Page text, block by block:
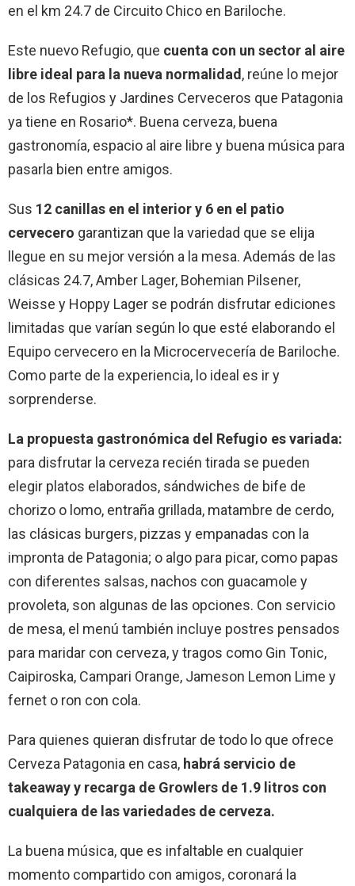
en el km 24.7 de Circuito Chico en Bariloche.
Este nuevo Refugio, que cuenta con un sector al aire
libre ideal para la nueva normalidad , reúne lo mejor
de los Refugios y Jardines Cerveceros que Patagonia
ya tiene en Rosario*. Buena cerveza, buena
gastronomía, espacio al aire libre y buena música para
pasarla bien entre amigos.
Sus 12 canillas en el interior y 6 en el patio
cervecero garantizan que la variedad que se elija
llegue en su mejor versión a la mesa. Además de las
clásicas 24.7, Amber Lager, Bohemian Pilsener,
Weisse y Hoppy Lager se podrán disfrutar ediciones
limitadas que varían según lo que esté elaborando el
Equipo cervecero en la Microcervecería de Bariloche.
Como parte de la experiencia, lo ideal es ir y
sorprenderse.
La propuesta gastronómica del Refugio es variada:
para disfrutar la cerveza recién tirada se pueden
elegir platos elaborados, sándwiches de bife de
chorizo o lomo, entraña grillada, matambre de cerdo,
las clásicas burgers, pizzas y empanadas con la
impronta de Patagonia; o algo para picar, como papas
con diferentes salsas, nachos con guacamole y
provoleta, son algunas de las opciones. Con servicio
de mesa, el menú también incluye postres pensados
para maridar con cerveza, y tragos como Gin Tonic,
Caipiroska, Campari Orange, Jameson Lemon Lime y
fernet o ron con cola.
Para quienes quieran disfrutar de todo lo que ofrece
Cerveza Patagonia en casa, habrá servicio de
takeaway y recarga de Growlers de 1.9 litros con
cualquiera de las variedades de cerveza.
La buena música, que es infaltable en cualquier
momento compartido con amigos, coronará la